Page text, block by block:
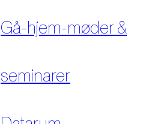
Gå-hjem-møder &
seminarer